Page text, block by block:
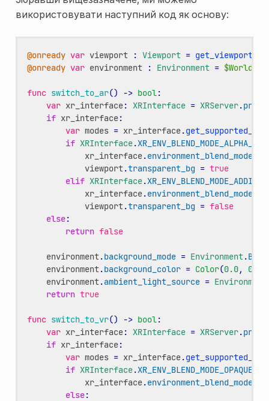
використовувати наступний код як основу:
@onready var viewport : Viewport = get_viewport
@onready var environment : Environment =
func switch_to_ar() -> bool:
var xr_interface: XRInterface = XRServer.
if xr_interface:
var modes = xr_interface.
if XRInterface.
xr_interface.environment_blend_mode
viewport.transparent_bg = true
elif XRInterface.
xr_interface.environment_blend_mode
viewport.transparent_bg = false
else:
return false
environment.background_mode = Environment.
environment.background_color = Color(0.0, 0.0
environment.ambient_light_source = Environment
return true
func switch_to_vr() -> bool:
var xr_interface: XRInterface = XRServer.
if xr_interface:
var modes = xr_interface.
if XRInterface.XR_ENV_BLEND_MODE_OPAQUE
xr_interface.environment_blend_mode
else: